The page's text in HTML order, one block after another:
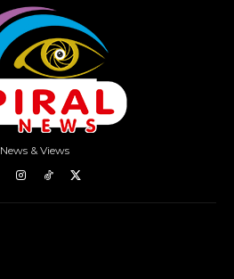
News & Views